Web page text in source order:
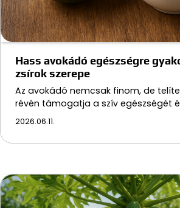
Hass avokádó egészségre
zsírok szerepe
Az avokádó nemcsak finom, de
révén támogatja a szív egészségét
2026.06.11.